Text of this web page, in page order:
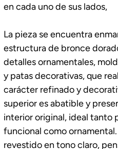
en cada uno de sus lados,
La pieza se encuentra
estructura de bronce
detalles ornamentales,
y patas decorativas, que
carácter refinado y
superior es abatible y
interior original, ideal tanto
funcional como
revestido en tono claro,